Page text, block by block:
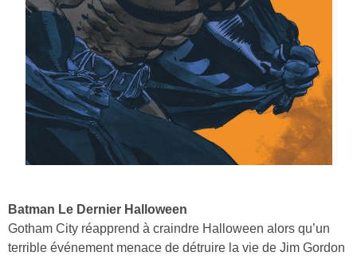
Batman Le Dernier Halloween
Gotham City réapprend à craindre Halloween alors qu’un
terrible événement menace de détruire la vie de Jim Gordon